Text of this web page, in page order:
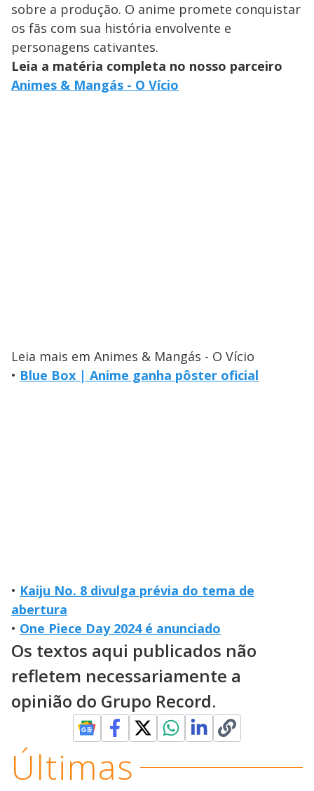
sobre a produção. O anime promete conquistar
os fãs com sua história envolvente e
personagens cativantes.
Leia a matéria completa no nosso parceiro
Animes & Mangás - O Vício
Leia mais em Animes & Mangás - O Vício
• Blue Box | Anime ganha pôster oficial
• Kaiju No. 8 divulga prévia do tema de
abertura
• One Piece Day 2024 é anunciado
Os textos aqui publicados não
refletem necessariamente a
opinião do Grupo Record.
Últimas